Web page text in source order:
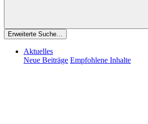
Erweiterte Suche…
Aktuelles
Neue Beiträge Empfohlene Inhalte